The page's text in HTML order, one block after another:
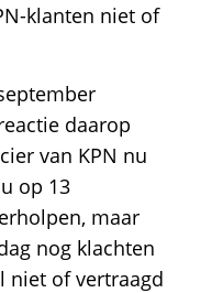
klanten niet of
daarop
van KPN nu
op 13
maar
nog klachten
niet of vertraagd